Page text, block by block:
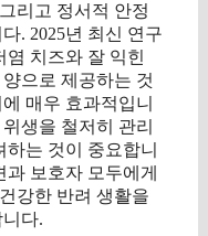
리고 정서적 안정
. 2025년 최신 연구
치즈와 잘 익힌
으로 제공하는 것
매우 효과적입니
생을 철저히 관리
는 것이 중요합니
보호자 모두에게
강한 반려 생활을
다.